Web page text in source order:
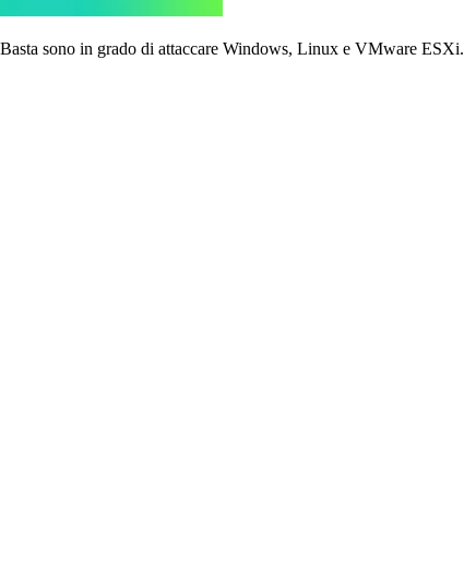
sono in grado di attaccare Windows, Linux e VMware ESXi.